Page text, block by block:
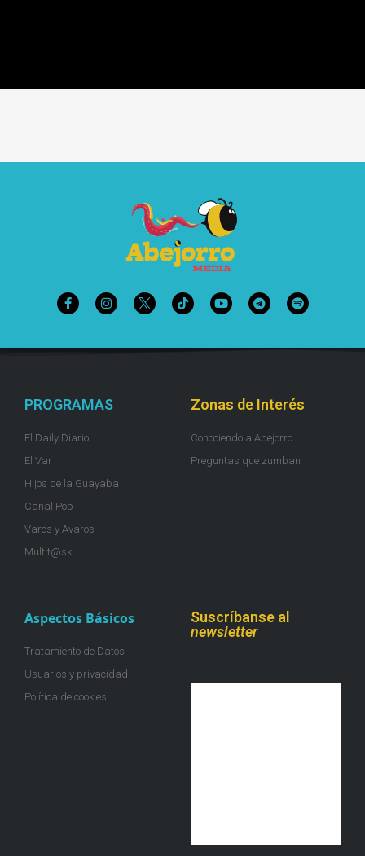
PROGRAMAS
El Daily Diario
El Var
Hijos de la Guayaba
Canal Pop
Varos y Avaros
Multit@sk
Zonas de Interés
Conociendo a Abejorro
Preguntas que zumban
Aspectos Básicos
Tratamiento de Datos
Usuarios y privacidad
Política de cookies
Suscríbanse al
newsletter